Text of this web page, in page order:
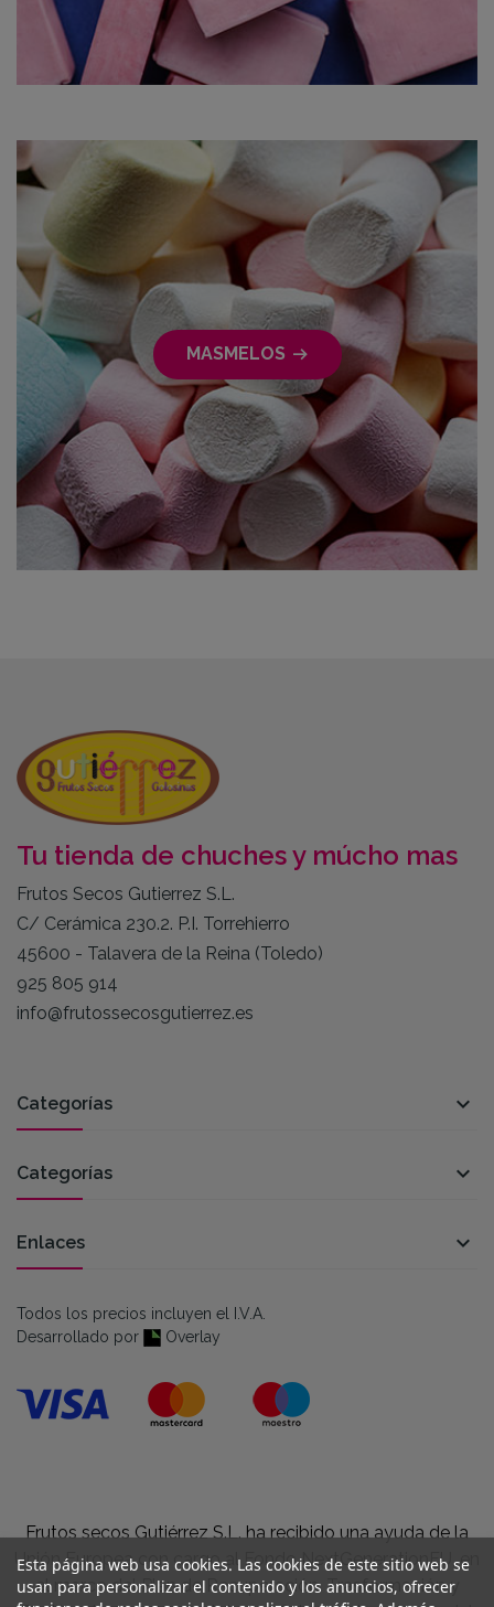
MASMELOS
Tu tienda de chuches y múcho mas
Frutos Secos Gutierrez S.L.
C/ Cerámica 230.2. P.I. Torrehierro
45600 - Talavera de la Reina (Toledo)
925 805 914
info@frutossecosgutierrez.es
Categorías 
Categorías 
Enlaces 
Todos los precios incluyen el I.V.A.
Desarrollado por
Overlay
Frutos secos Gutiérrez S.L. ha recibido una ayuda de la
Unión Europea con cargo al Fondo NextGenerationEU, en
el marco del Plan de Recuperación, Trasformación y
Esta página web usa cookies. Las cookies de este sitio web se
usan para personalizar el contenido y los anuncios, ofrecer